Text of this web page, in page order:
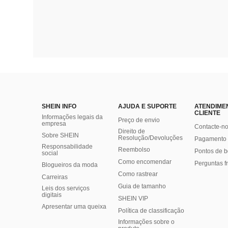
SHEIN INFO
Informações legais da
empresa
Sobre SHEIN
Responsabilidade
social
Blogueiros da moda
Carreiras
Leis dos serviços
digitais
Apresentar uma queixa
AJUDA E SUPORTE
Preço de envio
Direito de
Resolução/Devoluções
Reembolso
Como encomendar
Como rastrear
Guia de tamanho
SHEIN VIP
Política de classificação
​Informações sobre o
CLIENTE
Contacte-
Pontos de
Perguntas